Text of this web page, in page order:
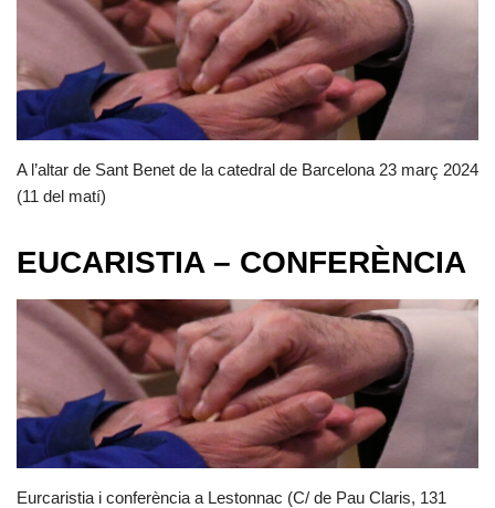
A l’altar de Sant Benet de la catedral de Barcelona 23 març 2024
(11 del matí)
EUCARISTIA – CONFERÈNCIA
Eurcaristia i conferència a Lestonnac (C/ de Pau Claris, 131